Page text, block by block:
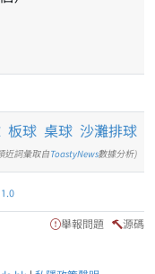
板球 桌球 沙灘排球
近詞彙取自ToastyNews數據分析)
舉報問題 源碼